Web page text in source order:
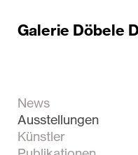
Galerie Döbele
News
Ausstellungen
Künstler